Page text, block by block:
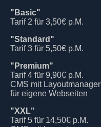
"Basic"
Tarif 2 für 3,50€ p.M.
"Standard"
Tarif 3 für 5,50€ p.M.
"Premium"
Tarif 4 für 9,90€ p.M.
CMS mit Layoutmanager
für eigene Webseiten
"XXL"
Tarif 5 für 14,50€ p.M.